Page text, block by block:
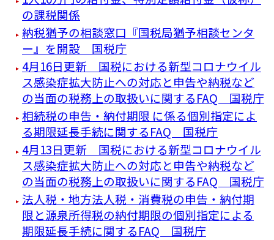
の課税関係
納税猶予の相談窓口『国税局猶予相談センタ
ー』を開設 国税庁
4月16日更新 国税における新型コロナウイル
ス感染症拡大防止への対応と申告や納税など
の当面の税務上の取扱いに関するFAQ 国税庁
相続税の申告・納付期限 に係る個別指定によ
る期限延長手続に関するFAQ 国税庁
4月13日更新 国税における新型コロナウイル
ス感染症拡大防止への対応と申告や納税など
の当面の税務上の取扱いに関するFAQ 国税庁
法人税・地方法人税・消費税の申告・納付期
限と源泉所得税の納付期限の個別指定による
期限延長手続に関するFAQ 国税庁